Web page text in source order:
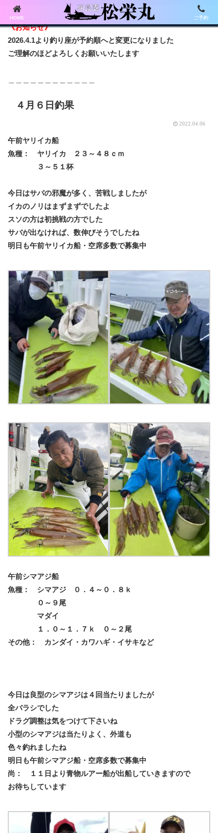
《お知らせ》
2026.4.1より釣り座が予約順へと変更になりました
ご理解のほどよろしくお願いいたします
４月６日釣果
2022.04.06
午前ヤリイカ船
魚種： ヤリイカ ２３～４８ｃｍ
３～５１杯
今日はサバの邪魔が多く、苦戦しましたが
イカのノリはまずまずでしたよ
スソの方は初挑戦の方でした
サバが出なければ、数伸びそうでしたね
明日も午前ヤリイカ船・空席多数で募集中
午前シマアジ船
魚種： シマアジ ０．４～０．８ｋ
０～９尾
マダイ
１．０～１．７ｋ ０～２尾
その他： カンダイ・カワハギ・イサキなど
今日は良型のシマアジは４回当たりましたが
全バラシでした
ドラグ調整は気をつけて下さいね
小型のシマアジは当たりよく、外道も
色々釣れましたね
明日も午前シマアジ船・空席多数で募集中
尚： １１日より青物ルアー船が出船していきますので
お待ちしています
HOME ご予約